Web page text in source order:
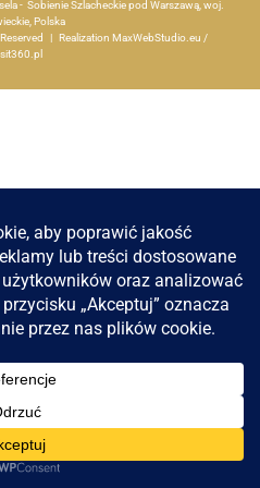
- Sobienie Szlacheckie pod Warszawą, woj.
Polska
| Realization MaxWebStudio.eu /